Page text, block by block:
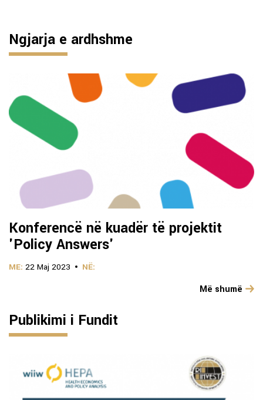
Ngjarja e ardhshme
Konferencë në kuadër të projektit
'Policy Answers'
ME: 22 Maj 2023 NË:
Më shumë
Publikimi i Fundit